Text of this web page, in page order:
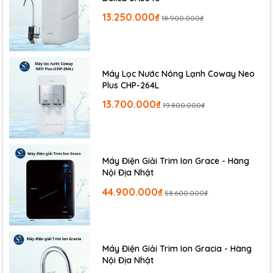
Lưu ý: Lõi lọc CM2α này không dành cho Trim Ion "CURE".
13.250.000₫ 18.900.000₫
Máy Lọc Nước Nóng Lạnh Coway Neo
Plus CHP-264L
13.700.000₫ 19.800.000₫
Máy Điện Giải Trim Ion Grace - Hàng
Nội Địa Nhật
44.900.000₫ 58.600.000₫
Máy Điện Giải Trim Ion Gracia - Hàng
Nội Địa Nhật